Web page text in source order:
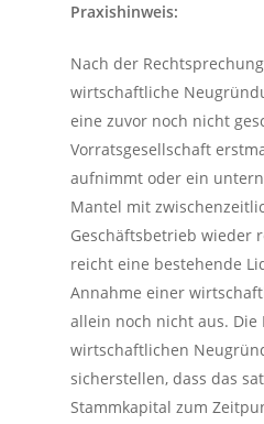
Praxishinweis:
Nach der
wirtschaftliche
eine zuvor noch nicht
Vorratsgesellschaft
aufnimmt oder ein
Mantel mit
Geschäftsbetrieb wieder
reicht eine bestehende
Annahme einer
allein noch nicht aus. Die
wirtschaftlichen
sicherstellen, dass das
Stammkapital zum